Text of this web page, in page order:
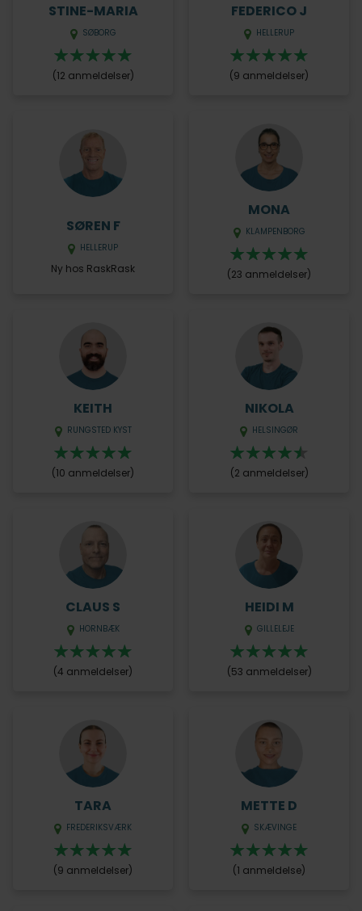
STINE-MARIA
SØBORG
(12 anmeldelser)
FEDERICO J
HELLERUP
(9 anmeldelser)
SØREN F
HELLERUP
Ny hos RaskRask
MONA
KLAMPENBORG
(23 anmeldelser)
KEITH
RUNGSTED KYST
(10 anmeldelser)
NIKOLA
HELSINGØR
(2 anmeldelser)
CLAUS S
HORNBÆK
(4 anmeldelser)
HEIDI M
GILLELEJE
(53 anmeldelser)
TARA
FREDERIKSVÆRK
(9 anmeldelser)
METTE D
SKÆVINGE
(1 anmeldelse)